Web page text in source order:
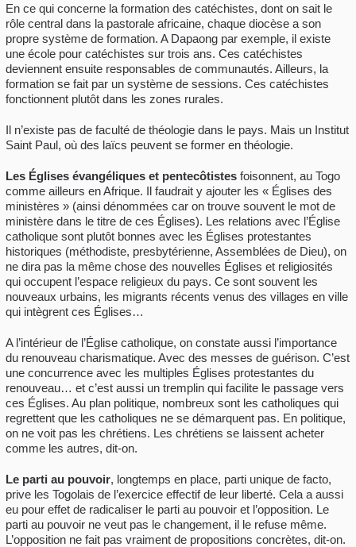
En ce qui concerne la formation des catéchistes, dont on sait le
rôle central dans la pastorale africaine, chaque diocèse a son
propre système de formation. A Dapaong par exemple, il existe
une école pour catéchistes sur trois ans. Ces catéchistes
deviennent ensuite responsables de communautés. Ailleurs, la
formation se fait par un système de sessions. Ces catéchistes
fonctionnent plutôt dans les zones rurales.
Il n’existe pas de faculté de théologie dans le pays. Mais un Institut
Saint Paul, où des laïcs peuvent se former en théologie.
Les Églises évangéliques et pentecôtistes foisonnent, au Togo
comme ailleurs en Afrique. Il faudrait y ajouter les « Églises des
ministères » (ainsi dénommées car on trouve souvent le mot de
ministère dans le titre de ces Églises). Les relations avec l’Église
catholique sont plutôt bonnes avec les Églises protestantes
historiques (méthodiste, presbytérienne, Assemblées de Dieu), on
ne dira pas la même chose des nouvelles Églises et religiosités
qui occupent l’espace religieux du pays. Ce sont souvent les
nouveaux urbains, les migrants récents venus des villages en ville
qui intègrent ces Églises…
A l’intérieur de l’Église catholique, on constate aussi l’importance
du renouveau charismatique. Avec des messes de guérison. C’est
une concurrence avec les multiples Églises protestantes du
renouveau… et c’est aussi un tremplin qui facilite le passage vers
ces Églises. Au plan politique, nombreux sont les catholiques qui
regrettent que les catholiques ne se démarquent pas. En politique,
on ne voit pas les chrétiens. Les chrétiens se laissent acheter
comme les autres, dit-on.
Le parti au pouvoir, longtemps en place, parti unique de facto,
prive les Togolais de l’exercice effectif de leur liberté. Cela a aussi
eu pour effet de radicaliser le parti au pouvoir et l’opposition. Le
parti au pouvoir ne veut pas le changement, il le refuse même.
L’opposition ne fait pas vraiment de propositions concrètes, dit-on.